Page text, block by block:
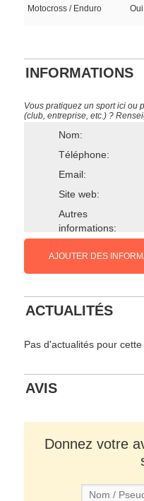
Motocross / Enduro Oui
INFORMATIONS
Vous pratiquez un sport ici ou
(club, entreprise, etc.) ?
Nom:
Téléphone:
Email:
Site web:
Autres
informations:
AJOUTER DES
ACTUALITÉS
Pas d'actualités pour
AVIS
Donnez votre